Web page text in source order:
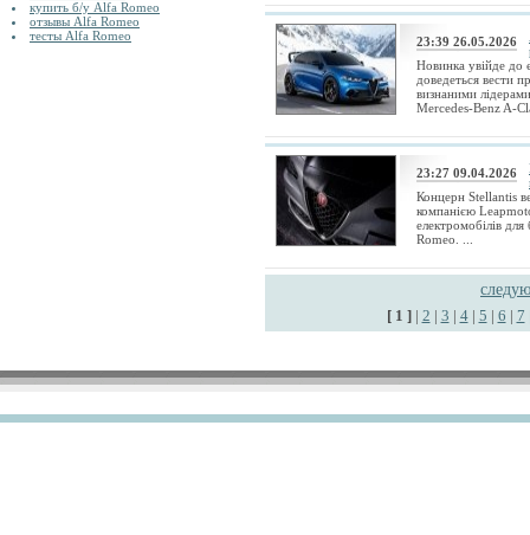
купить б/у Alfa Romeo
отзывы Alfa Romeo
тесты Alfa Romeo
23:39 26.05.2026
Новинка увійде до
доведеться вести
визнаними
Mercedes-Benz A-
23:27 09.04.2026
Концерн Stellantis
компанією
електромобілів
Romeo. ...
[ 1 ]| 2 | 3 | 4| 5 | 6 | 7